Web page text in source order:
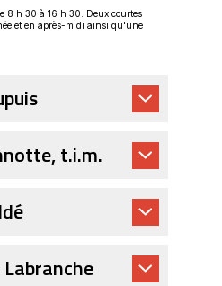
8 h 30 à 16 h 30. Deux courtes
et en après-midi ainsi qu'une
t.i.m.